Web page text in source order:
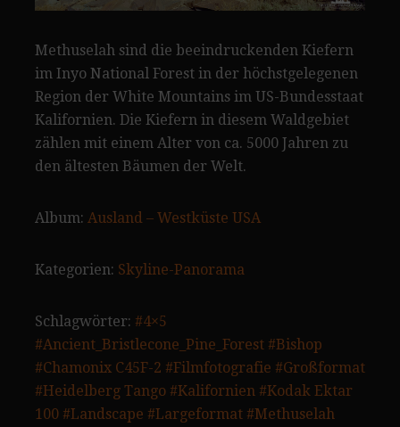
Methuselah sind die beeindruckenden Kiefern
im Inyo National Forest in der höchstgelegenen
Region der White Mountains im US-Bundesstaat
Kalifornien. Die Kiefern in diesem Waldgebiet
zählen mit einem Alter von ca. 5000 Jahren zu
den ältesten Bäumen der Welt.
Album: Ausland – Westküste USA
Kategorien: Skyline-Panorama
Schlagwörter: #4×5
#Ancient_Bristlecone_Pine_Forest #Bishop
#Chamonix C45F-2 #Filmfotografie #Großformat
#Heidelberg Tango #Kalifornien #Kodak Ektar
100 #Landscape #Largeformat #Methuselah